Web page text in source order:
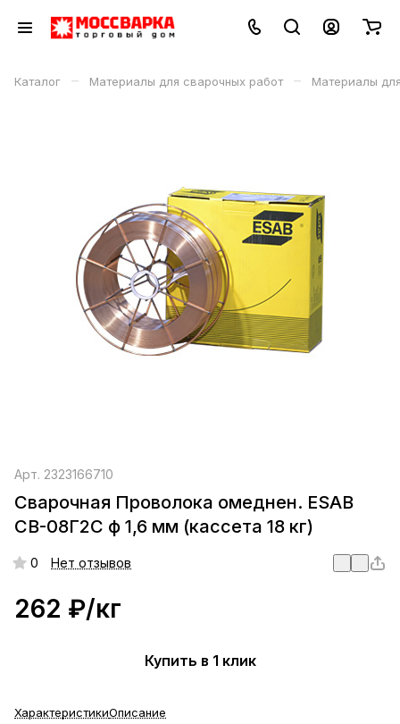
Каталог – Материалы для сварочных работ – Материалы
Арт. 2323166710
Сварочная Проволока омеднен. ESAB
СВ-08Г2С ф 1,6 мм (кассета 18 кг)
0 Нет отзывов
262 ₽/кг
Купить в 1 клик
ХарактеристикиОписание